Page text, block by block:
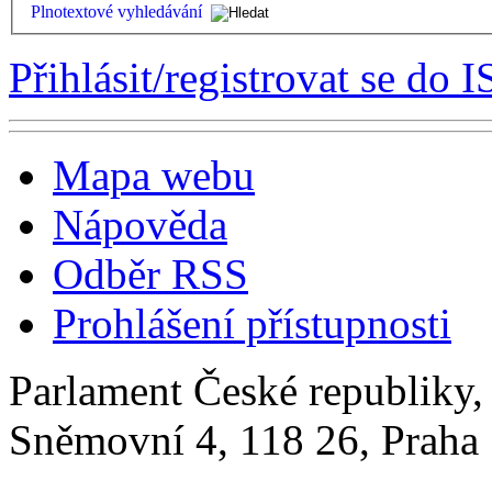
Plnotextové vyhledávání
Přihlásit/registrovat se do
Mapa webu
Nápověda
Odběr RSS
Prohlášení přístupnosti
Parlament České
Sněmovní 4, 118 26,